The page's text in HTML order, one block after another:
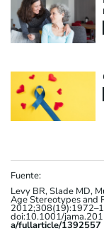
Fuente:
Levy BR, Slade MD,
Age Stereotypes and
doi:10.1001/
a/fullarticle/1392557